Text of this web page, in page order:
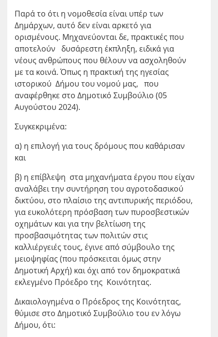
Παρά το ότι η νομοθεσία είναι υπέρ των
Δημάρχων, αυτό δεν είναι αρκετό για
ορισμένους. Μηχανεύονται δε, πρακτικές που
αποτελούν δυσάρεστη έκπληξη, ειδικά για
νέους ανθρώπους που θέλουν να ασχοληθούν
με τα κοινά. Όπως η πρακτική της ηγεσίας
ιστορικού Δήμου του νομού μας, που
αναφέρθηκε στο Δημοτικό Συμβούλιο (05
Αυγούστου 2024).
Συγκεκριμένα:
α) η επιλογή για τους δρόμους που καθάρισαν
και
β) η επίβλεψη στα μηχανήματα έργου που είχαν
αναλάβει την συντήρηση του αγροτοδασικού
δικτύου, στο πλαίσιο της αντιπυρικής περιόδου,
για ευκολότερη πρόσβαση των πυροσβεστικών
οχημάτων και για την βελτίωση της
προσβασιμότητας των πολιτών στις
καλλιέργειές τους, έγινε από σύμβουλο της
μειοψηφίας (που πρόσκειται όμως στην
Δημοτική Αρχή) και όχι από τον δημοκρατικά
εκλεγμένο Πρόεδρο της Κοινότητας.
Δικαιολογημένα ο Πρόεδρος της Κοινότητας,
θύμισε στο Δημοτικό Συμβούλιο του εν λόγω
Δήμου, ότι: